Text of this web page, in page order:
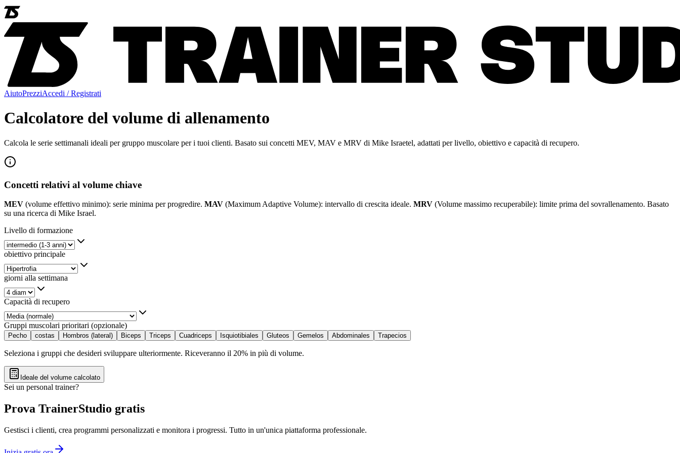
AiutoPrezziAccedi / Registrati
Calcolatore del volume di allenamento
Calcola le serie settimanali ideali per gruppo muscolare per i tuoi clienti. Basato sui concetti MEV, MAV e MRV di Mike Israetel, adattati per livello, obiettivo e capacità di recupero.
Concetti relativi al volume chiave
MEV (volume effettivo minimo): serie minima per progredire. MAV (Maximum Adaptive Volume): intervallo di crescita ideale. MRV (Volume massimo recuperabile): limite prima del sovrallenamento. Basato
su una ricerca di Mike Israel.
Livello di formazione
obiettivo principale
giorni alla settimana
Capacità di recupero
Gruppi muscolari prioritari (opzionale)
Pecho costas Hombros (lateral) Biceps Triceps Cuadriceps Isquiotibiales Gluteos Gemelos Abdominales Trapecios
Seleziona i gruppi che desideri sviluppare ulteriormente. Riceveranno il 20% in più di volume.
Ideale del volume calcolato
Sei un personal trainer?
Prova TrainerStudio gratis
Gestisci i clienti, crea programmi personalizzati e monitora i progressi. Tutto in un'unica piattaforma professionale.